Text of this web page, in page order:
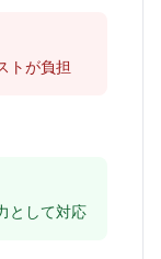
トが負担
として対応